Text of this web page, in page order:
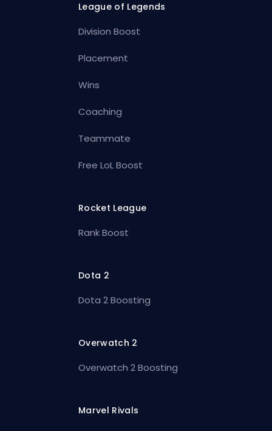
League of Legends
Division Boost
Placement
Wins
Coaching
Teammate
Free LoL Boost
Rocket League
Rank Boost
Dota 2
Dota 2 Boosting
Overwatch 2
Overwatch 2 Boosting
Marvel Rivals